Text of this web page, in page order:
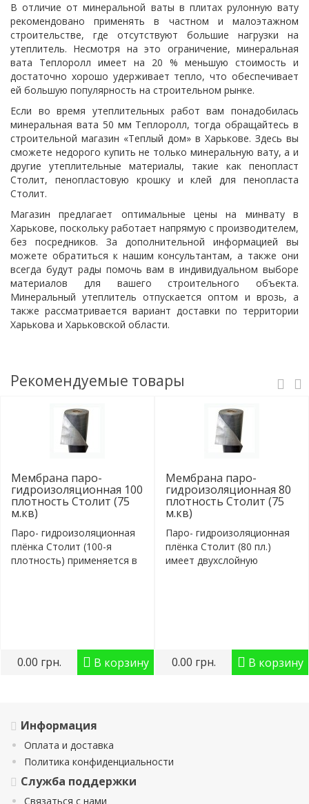
В отличие от минеральной ваты в плитах рулонную вату
рекомендовано применять в частном и малоэтажном
строительстве, где отсутствуют большие нагрузки на
утеплитель. Несмотря на это ограничение, минеральная
вата Теплоролл имеет на 20 % меньшую стоимость и
достаточно хорошо удерживает тепло, что обеспечивает
ей большую популярность на строительном рынке.
Если во время утеплительных работ вам понадобилась
минеральная вата 50 мм Теплоролл, тогда обращайтесь в
строительной магазин «Теплый дом» в Харькове. Здесь вы
сможете недорого купить не только минеральную вату, а и
другие утеплительные материалы, такие как пенопласт
Столит, пенопластовую крошку и клей для пенопласта
Столит.
Магазин предлагает оптимальные цены на минвату в
Харькове, поскольку работает напрямую с производителем,
без посредников. За дополнительной информацией вы
можете обратиться к нашим консультантам, а также они
всегда будут рады помочь вам в индивидуальном выборе
материалов для вашего строительного объекта.
Минеральный утеплитель отпускается оптом и врозь, а
также рассматривается вариант доставки по территории
Харькова и Харьковской области.
Рекомендуемые товары
Мембрана паро-
гидроизоляционная 100
плотность Столит (75
м.кв)
Паро- гидроизоляционная
плёнка Столит (100-я
плотность) применяется в
0.00 грн. В корзину
Мембрана паро-
гидроизоляционная 80
плотность Столит (75
м.кв)
Паро- гидроизоляционная
плёнка Столит (80 пл.)
имеет двухслойную
0.00 грн. В корзину
Информация
Оплата и доставка
Политика конфиденциальности
Служба поддержки
Связаться с нами